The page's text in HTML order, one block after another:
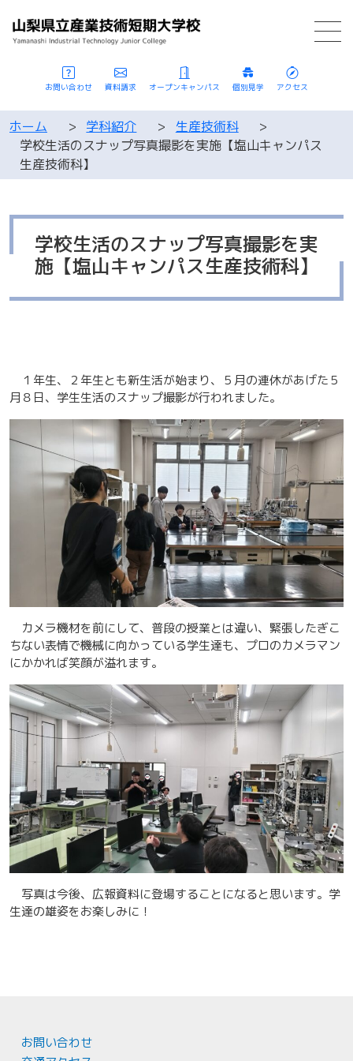
お問い合わせ 資料請求 オープンキャンパス 個別見学 アクセス
ホーム > 学科紹介 > 生産技術科
>
学校生活のスナップ写真撮影を実施【塩山キャンパス
生産技術科】
学校生活のスナップ写真撮影を実
施【塩山キャンパス生産技術科】
１年生、２年生とも新生活が始まり、５月の連休があげた５
月８日、学生生活のスナップ撮影が行われました。
カメラ機材を前にして、普段の授業とは違い、緊張したぎこ
ちない表情で機械に向かっている学生達も、プロのカメラマン
にかかれば笑顔が溢れます。
写真は今後、広報資料に登場することになると思います。学
生達の雄姿をお楽しみに！
お問い合わせ